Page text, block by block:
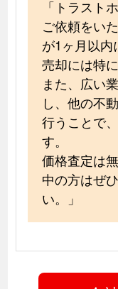
「トラスト
ご依頼をい
が1ヶ月以内
売却には特
また、広い
し、他の不
行うことで
す。
価格査定は
中の方はぜ
い。」